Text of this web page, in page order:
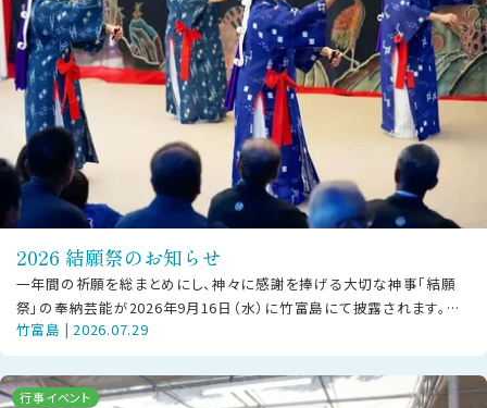
2026 結願祭のお知らせ
一年間の祈願を総まとめにし、神々に感謝を捧げる大切な神事「結願
祭」の奉納芸能が2026年9月16日（水）に竹富島にて披露されます。
【ご見学の方へお願い】本行事
竹富島 | 2026.07.29
行事イベント